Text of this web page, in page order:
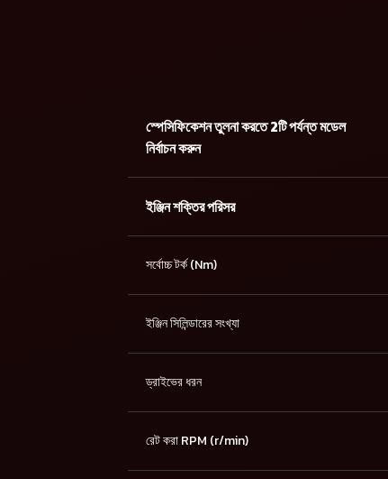
স্পেসিফিকেশন তুলনা করতে 2টি পর্যন্ত মডেল
নির্বাচন করুন
ইঞ্জিন শক্তির পরিসর
সর্বোচ্চ টর্ক (Nm)
ইঞ্জিন সিলিন্ডারের সংখ্যা
ড্রাইভের ধরন
রেট করা RPM (r/min)